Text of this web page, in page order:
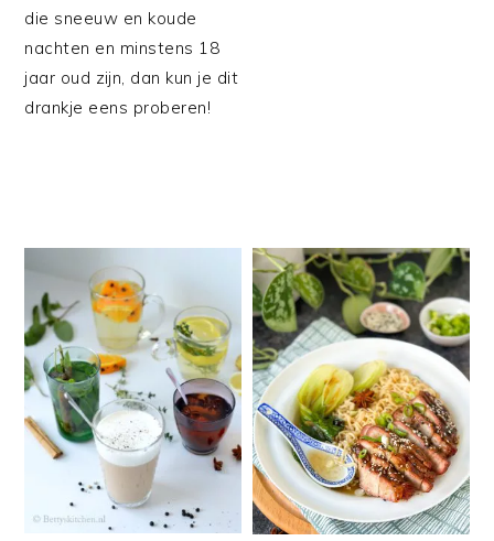
die sneeuw en koude
nachten en minstens 18
jaar oud zijn, dan kun je dit
drankje eens proberen!